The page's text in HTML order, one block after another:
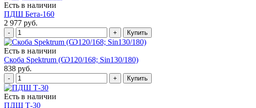
Есть в наличии
ПДШ Бета-160
2 977 руб.
Есть в наличии
Скоба Spektrum (Ѡ120/168; Sin130/180)
838 руб.
Есть в наличии
ПДШ Т-30